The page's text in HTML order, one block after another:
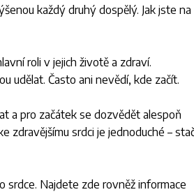
každý druhý dospělý. Jak jste na
roli v jejich životě a zdraví.
udělat. Často ani nevědí, kde začít.
a pro začátek se dozvědět alespoň
zdravějšímu srdci je jednoduché –
Najdete zde rovněž informace